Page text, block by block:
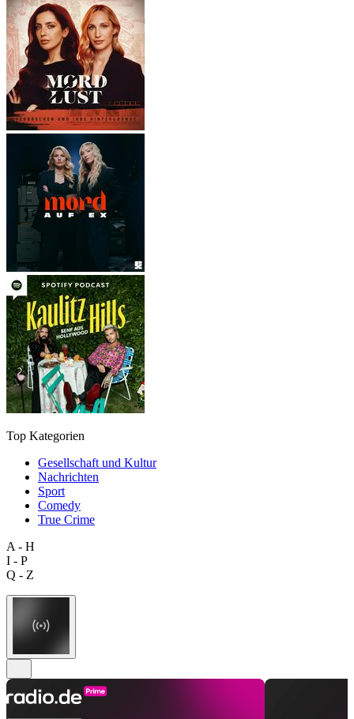
Top Kategorien
Gesellschaft und Kultur
Nachrichten
Sport
Comedy
True Crime
A - H
I - P
Q - Z